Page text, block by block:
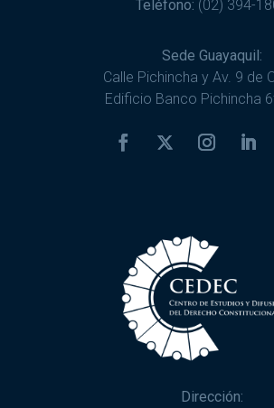
Teléfono: (02) 394-
Sede Guayaquil:
Calle Pichincha y Av. 9 de
Edificio Banco Pichincha
Dirección: